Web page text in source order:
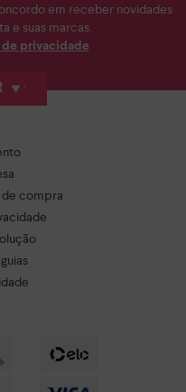
em receber novidades
e suas marcas.
de privacidade
de compra